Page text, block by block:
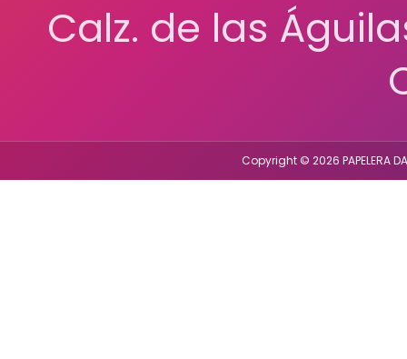
Calz. de las
Copyright © 2026 PAPELERA